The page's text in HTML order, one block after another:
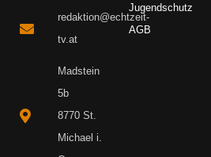
redaktion@echtzeit-
tv.at
Madstein
5b
8770 St.
Michael i.
Jugendschutz
AGB